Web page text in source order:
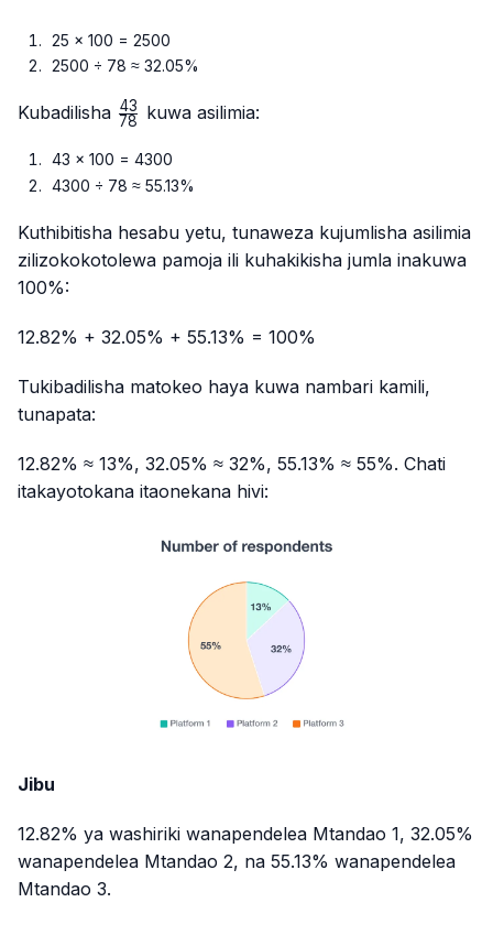
25 × 100 = 2500
2500 ÷ 78 ≈ 32.05%
Kubadilisha \frac{43}
78
43 kuwa asilimia:
43 × 100 = 4300
4300 ÷ 78 ≈ 55.13%
Kuthibitisha hesabu yetu, tunaweza kujumlisha asilimia
zilizokokotolewa pamoja ili kuhakikisha jumla inakuwa
100%:
12.82% + 32.05% + 55.13% = 100%
Tukibadilisha matokeo haya kuwa nambari kamili,
tunapata:
12.82% ≈ 13%, 32.05% ≈ 32%, 55.13% ≈ 55%. Chati
itakayotokana itaonekana hivi:
Jibu
12.82% ya washiriki wanapendelea Mtandao 1, 32.05%
wanapendelea Mtandao 2, na 55.13% wanapendelea
Mtandao 3.